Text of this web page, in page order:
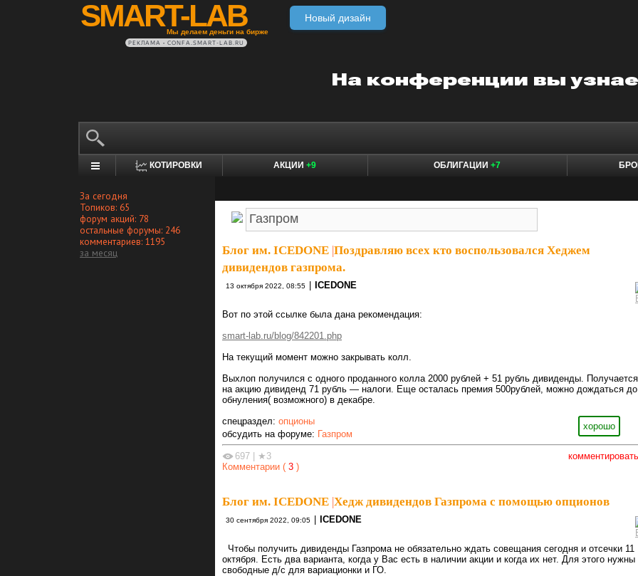
SMART-LAB
Мы делаем деньги на бирже
Новый дизайн
РЕКЛАМА • CONFA.SMART-LAB.RU
КОТИРОВКИ АКЦИИ +9 ОБЛИГАЦИИ +7
За сегодня
Топиков: 65
форум акций: 78
остальные форумы: 246
комментариев: 1195
за месяц
Блог им. ICEDONE Поздравляю всех кто воспользовался Хеджем
дивидендов газпрома.
13 октября 2022, 08:55 ICEDONE
Вот по этой ссылке была дана рекомендация:
smart-lab.ru/blog/842201.php
На текущий момент можно закрывать колл.
Выхлоп получился с одного проданного колла 2000 рублей + 51 рубль дивиденды. Получается
на акцию дивиденд 71 рубль — налоги. Еще осталась премия 500рублей, можно дождаться до
обнуления( возможного) в декабре.
хорошо
спецраздел: опционы
обсудить на форуме: Газпром
комментировать
697 | ★3
Комментарии ( 3 )
Блог им. ICEDONE |Хедж дивидендов Газпрома с помощью опционов
30 сентября 2022, 09:05 | ICEDONE
Чтобы получить дивиденды Газпрома не обязательно ждать совещания сегодня и отсечки 11
октября. Есть два варианта, когда у Вас есть в наличии акции и когда их нет. Для этого нужны
свободные д/с для вариационки и ГО.